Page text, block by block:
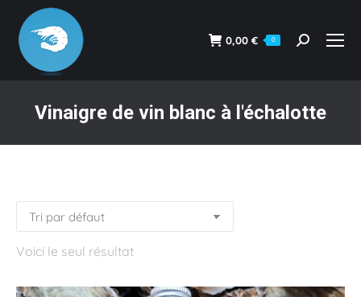
0,00 € 0
Recherche
Vinaigre de vin blanc à l'échalotte
Voici le seul résultat